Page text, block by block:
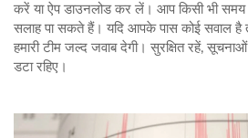
करें या ऐप डाउनलोड कर लें। आप किसी भी समय
सलाह पा सकते हैं। यदि आपके पास कोई सवाल
हमारी टीम जल्द जवाब देगी। सुरक्षित रहें,
डटा रहिए।